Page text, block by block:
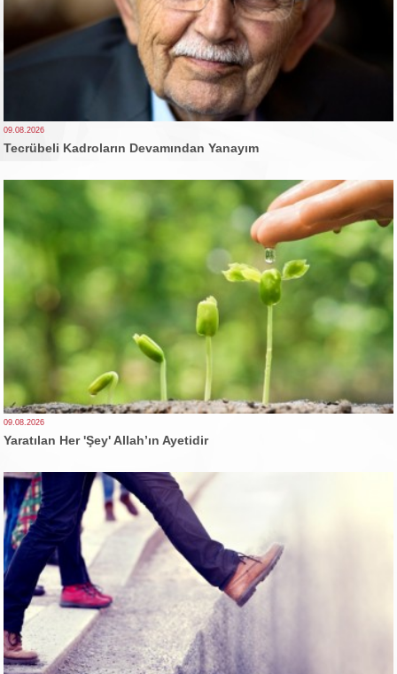
09.08.2026
Tecrübeli Kadroların Devamından Yanayım
09.08.2026
Yaratılan Her 'Şey' Allah’ın Ayetidir